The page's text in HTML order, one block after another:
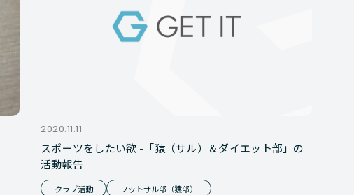
2020.11.11
スポーツをしたい欲 -「猿（サル）＆ダイエット部」の
活動報告
クラブ活動 フットサル部（猿部）